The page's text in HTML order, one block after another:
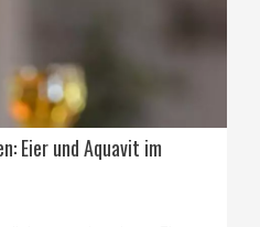
Eier und Aquavit im